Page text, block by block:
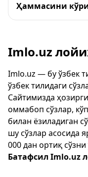
Ҳаммасини
Imlo.uz
Imlo.uz — бу ўзбек
ўзбек тилидаги
Сайтимизда
оммабоп сўзлар,
билан ёзиладиган
шу сўзлар асосида
000 дан ортиқ
Батафсил Imlo.uz